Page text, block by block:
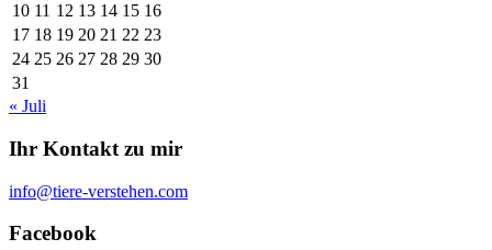
10 11 12 13 14 15 16
17 18 19 20 21 22 23
24 25 26 27 28 29 30
31
« Juli
Ihr Kontakt zu mir
info@tiere-verstehen.com
Facebook